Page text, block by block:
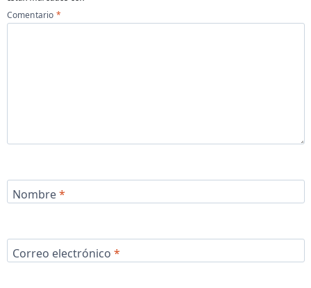
Comentario *
Nombre*
Correo electrónico *